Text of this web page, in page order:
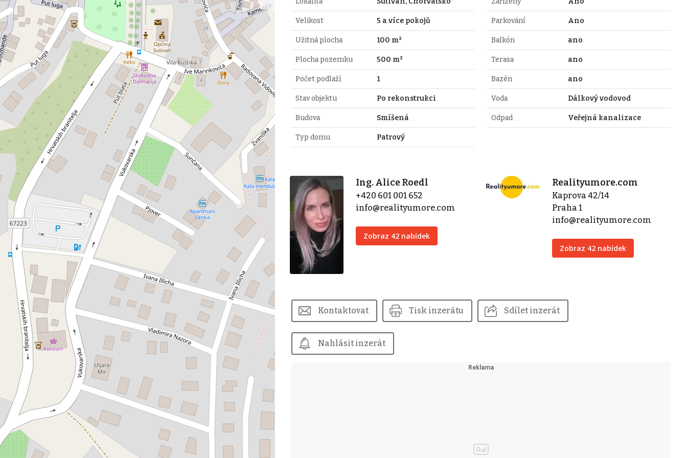
Velikost 5 a více pokojů
Užitná plocha 100 m²
Plocha pozemku 500 m²
Počet podlaží 1
Stav objektu Po rekonstrukci
Budova Smíšená
Typ domu Patrový
Parkování Ano
Balkón ano
Terasa ano
Bazén ano
Voda Dálkový vodovod
Odpad Veřejná kanalizace
Ing. Alice Roedl
+420 601 001 652
info@realityumore.com
Zobraz 42 nabídek
Realityumore.com
Kaprova 42/14
Praha 1
info@realityumore.com
Zobraz 42 nabídek
Kontaktovat Tisk inzerátu Sdílet inzerát
Nahlásit inzerát